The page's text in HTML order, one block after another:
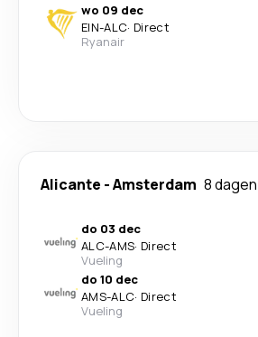
wo 09 dec
EIN-ALC· Direct
Ryanair
Alicante -Amsterdam 8 dagen
do 03 dec
ALC-AMS· Direct
Vueling
do 10 dec
AMS-ALC· Direct
Vueling